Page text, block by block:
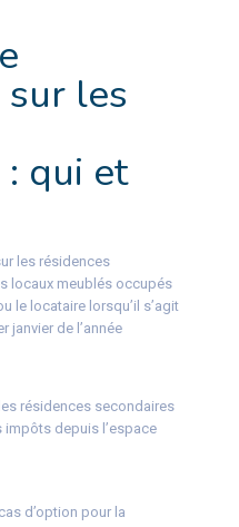
les
qui et
les résidences
locaux meublés occupés
le locataire lorsqu’il s’agit
janvier de l’année
résidences secondaires
depuis l’espace
d’option pour la